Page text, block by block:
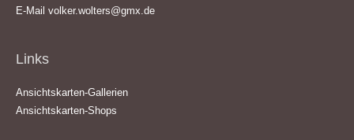
E-Mail volker.wolters@gmx.de
Links
Ansichtskarten-Gallerien
Ansichtskarten-Shops